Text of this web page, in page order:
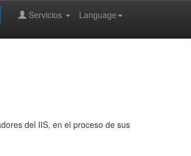
Language
Servicios
del IIS, en el proceso de sus